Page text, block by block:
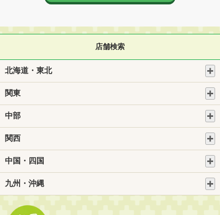
店舗検索
北海道・東北
関東
中部
関西
中国・四国
九州・沖縄